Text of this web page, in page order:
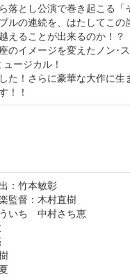
落とし公演で巻き起こる「
ルの連続を、はたしてこの
えることが出来るのか！？
のイメージを変えたノン･
ージカル！
た！さらに豪華な大作に生
！！
：竹本敏彰
監督：木村直樹
いち 中村さち恵